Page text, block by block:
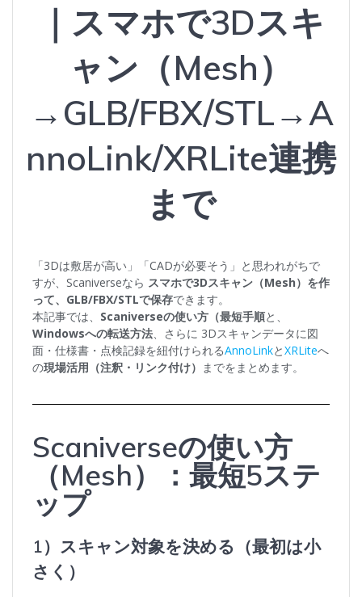
｜スマホで3Dスキ
ャン（Mesh）
→GLB/FBX/STL→A
nnoLink/XRLite連携
まで
「3Dは敷居が高い」「CADが必要そう」と思われがちで
すが、Scaniverseなら スマホで3Dスキャン（Mesh）を作
って、GLB/FBX/STLで保存できます。
本記事では、 Scaniverseの使い方（最短手順と、
Windowsへの転送方法、さらに 3Dスキャンデータに図
面・仕様書・点検記録を紐付けられるAnnoLinkとXRLiteへ
の現場活用（注釈・リンク付け） までをまとめます。
Scaniverseの使い方
（Mesh）：最短5ステ
ップ
1）スキャン対象を決める（最初は小
さく）